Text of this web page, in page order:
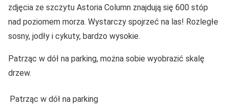
zdjęcia ze szczytu Astoria Column znajdują się 600 stóp
nad poziomem morza. Wystarczy spojrzeć na las! Rozległe
sosny, jodły i cykuty, bardzo wysokie.
Patrząc w dół na parking, można sobie wyobrazić skalę
drzew.
Patrząc w dół na parking